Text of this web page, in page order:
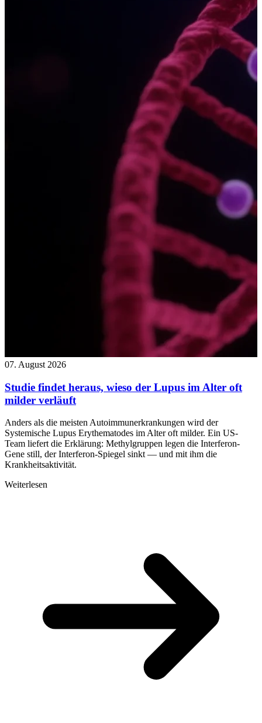
07. August 2026
Studie findet heraus, wieso der Lupus im Alter oft
milder verläuft
Anders als die meisten Autoimmunerkrankungen wird der
Systemische Lupus Erythematodes im Alter oft milder. Ein US-
Team liefert die Erklärung: Methylgruppen legen die Interferon-
Gene still, der Interferon-Spiegel sinkt — und mit ihm die
Krankheitsaktivität.
Weiterlesen